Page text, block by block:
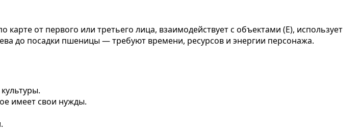
от первого или третьего лица, взаимодействует с объектами (E), использует
до посадки пшеницы — требуют времени, ресурсов и энергии персонажа.
имеет свои нужды.